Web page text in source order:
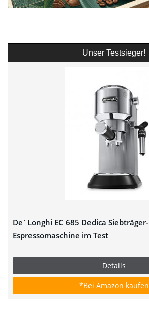
Unser Testsieger!
De´Longhi EC 685 Dedica Siebträger-
Espressomaschine im Test
Details
*Bei Amazon kaufen